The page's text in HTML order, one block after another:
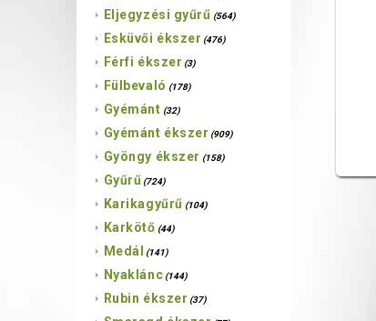
Eljegyzési gyűrű (564)
Esküvői ékszer (476)
Férfi ékszer (3)
Fülbevaló (178)
Gyémánt (32)
Gyémánt ékszer (909)
Gyöngy ékszer (158)
Gyűrű (724)
Karikagyűrű (104)
Karkötő (44)
Medál (141)
Nyaklánc (144)
Rubin ékszer (37)